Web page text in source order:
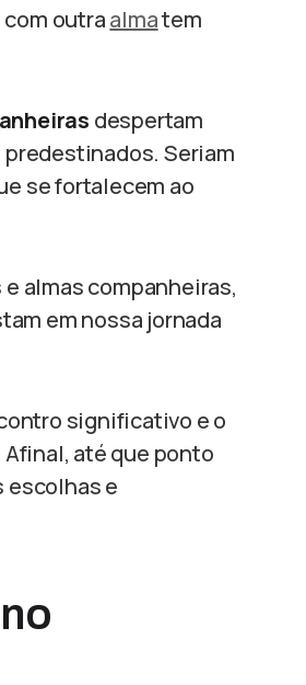
outraalmatem
despertam
Seriam
se fortalecem ao
almas companheiras,
em nossa jornada
significativo e o
até que ponto
escolhas e